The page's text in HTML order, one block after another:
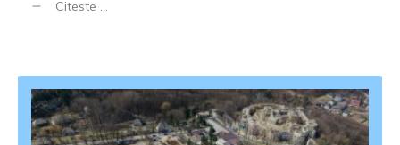
Citeste ...